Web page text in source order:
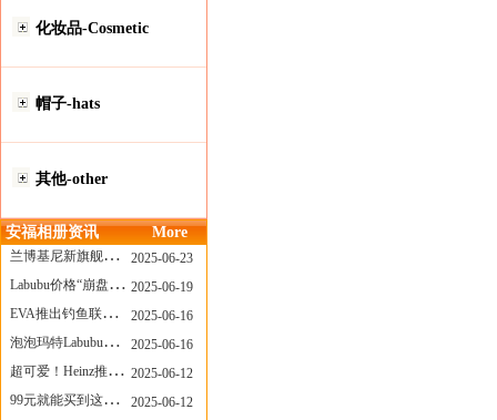
化妆品-Cosmetic
帽子-hats
其他-other
安福相册资讯 More
兰博基尼新旗舰曝光？这台顶级超跑或将在8月登场
2025-06-23
Labubu价格“崩盘”？618当日泡泡玛特预售补货量超200W！
2025-06-19
EVA推出钓鱼联名套装，初号机也能当“假饵”？
2025-06-16
泡泡玛特Labubu新品发售上演“拳王争霸”......
2025-06-16
超可爱！Heinz推出星之卡比合作款番茄酱！
2025-06-12
99元就能买到这样颜值的太阳镜？优衣库夏季墨镜系列
2025-06-12